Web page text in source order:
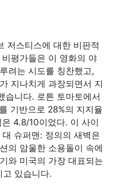
저스티스에 대한 비판적
평가들은 이 영화의 야
려는 시도를 칭찬했고,
지나치게 과장되면서 지
습니다. 로튼 토마토에서
기반으로 28%의 지지율
4.8/10이었다. 이 사이
슈퍼맨: 정의의 새벽은
의 암울한 소용돌이 속에
와 미국의 가장 대표되는
고 있습니다.